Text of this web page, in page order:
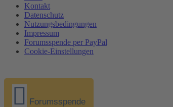
Kontakt
Datenschutz
Nutzungsbedingungen
Impressum
Forumsspende per PayPal
Cookie-Einstellungen
Forumsspende